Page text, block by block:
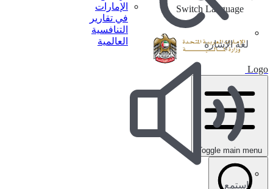
الإمارات
في تقارير
التنافسية
العالمية
لغة الإشارة
استمع
Switch Language
Logo
Toggle main menu